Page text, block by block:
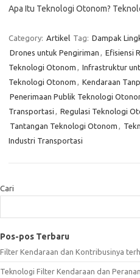
Apa Itu Teknologi Otonom?
Category: Artikel Tag: Dampak
Drones untuk Pengiriman , Efisiensi
Teknologi Otonom , Infrastruktur
Teknologi Otonom , Kendaraan
Penerimaan Publik Teknologi
Transportasi , Regulasi Teknologi
Tantangan Teknologi Otonom ,
Industri Transportasi
Cari
Pos-pos Terbaru
Filter Kendaraan dan Kontribusinya
Teknologi Filter Kendaraan dan